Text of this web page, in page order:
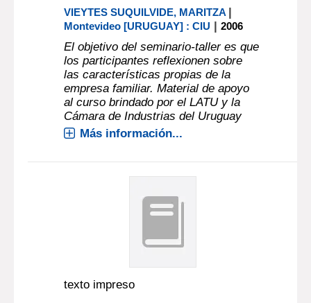
VIEYTES SUQUILVIDE, MARITZA |
Montevideo [URUGUAY] : CIU |2006
El objetivo del seminario-taller es que
los participantes reflexionen sobre
las características propias de la
empresa familiar. Material de apoyo
al curso brindado por el LATU y la
Cámara de Industrias del Uruguay
Más información...
texto impreso